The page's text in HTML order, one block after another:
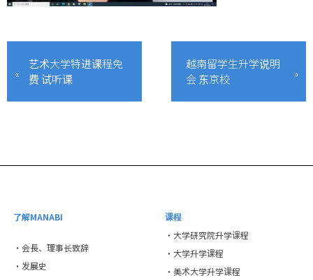
艺术大学特进课程免
费 试听课
越南留学生升学说明
会 东京校
了解MANABI
・会長、理事长致辞
・发展史
课程
・大学研究院升学课程
・大学升学课程
・美术大学升学课程